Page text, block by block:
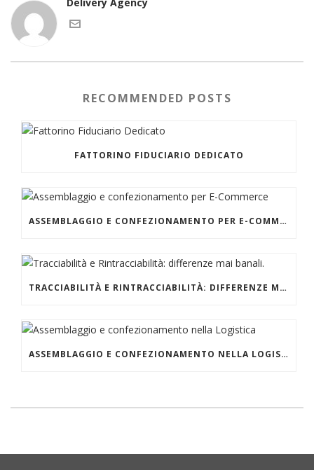
RECOMMENDED POSTS
FATTORINO FIDUCIARIO DEDICATO
ASSEMBLAGGIO E CONFEZIONAMENTO PER E-COMMERCE
TRACCIABILITÀ E RINTRACCIABILITÀ: DIFFERENZE MAI BANALI.
ASSEMBLAGGIO E CONFEZIONAMENTO NELLA LOGISTICA